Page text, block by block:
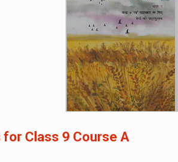
for Class 9 Course A